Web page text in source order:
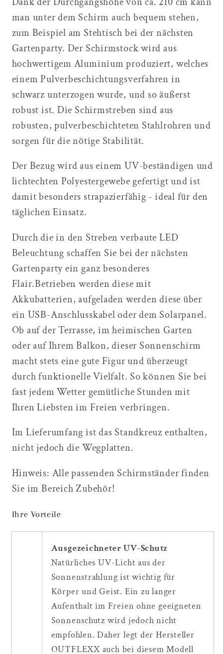
man unter dem Schirm auch bequem stehen,
zum Beispiel am Stehtisch bei der nächsten
Gartenparty. Der Schirmstock wird aus
hochwertigem Aluminium produziert, welches
einem Pulverbeschichtungsverfahren in
schwarz unterzogen wurde, und so äußerst
robust ist. Die Schirmstreben sind aus
robusten, pulverbeschichteten Stahlrohren und
sorgen für die nötige Stabilität.
Der Bezug wird aus einem UV-beständigen und
lichtechten Polyestergewebe gefertigt und ist
damit besonders strapazierfähig - ideal für den
täglichen Einsatz.
Durch die in den Streben verbaute LED
Beleuchtung schaffen Sie bei der nächsten
Gartenparty ein ganz besonderes
Flair.Betrieben werden diese mit
Akkubatterien, aufgeladen werden diese über
ein USB-Anschlusskabel oder dem Solarpanel.
Ob auf der Terrasse, im heimischen Garten
oder auf Ihrem Balkon, dieser Sonnenschirm
macht stets eine gute Figur und überzeugt
durch funktionelle Vielfalt. So können Sie bei
fast jedem Wetter gemütliche Stunden mit
Ihren Liebsten im Freien verbringen.
Im Lieferumfang ist das Standkreuz enthalten,
nicht jedoch die Wegplatten.
Hinweis: Alle passenden Schirmständer finden
Sie im Bereich Zubehör!
Ihre Vorteile
Ausgezeichneter UV-Schutz
Natürliches UV-Licht aus der
Sonnenstrahlung ist wichtig für
Körper und Geist. Ein zu langer
Aufenthalt im Freien ohne geeigneten
Sonnenschutz wird jedoch nicht
empfohlen. Daher legt der Hersteller
OUTFLEXX auch bei diesem Modell